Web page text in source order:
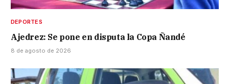
DEPORTES
Ajedrez: Se pone en disputa la Copa Ñandé
8 de agosto de 2026